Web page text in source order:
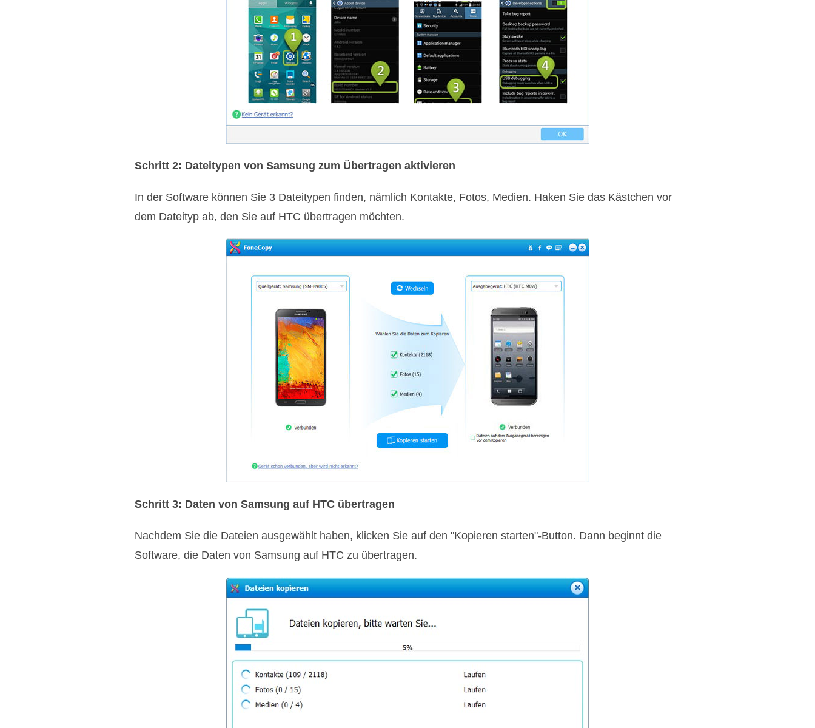
Schritt 2: Dateitypen von Samsung zum Übertragen aktivieren
In der Software können Sie 3 Dateitypen finden, nämlich Kontakte, Fotos, Medien. Haken Sie das Kästchen vor
dem Dateityp ab, den Sie auf HTC übertragen möchten.
Schritt 3: Daten von Samsung auf HTC übertragen
Nachdem Sie die Dateien ausgewählt haben, klicken Sie auf den "Kopieren starten"-Button. Dann beginnt die
Software, die Daten von Samsung auf HTC zu übertragen.